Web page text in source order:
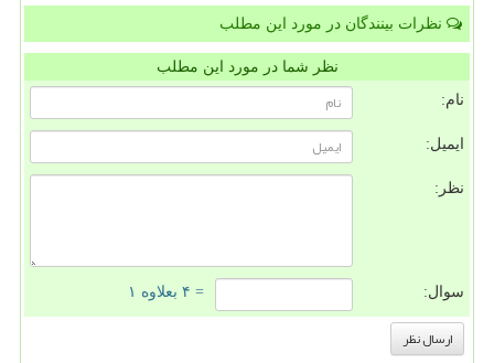
نظرات بینندگان در مورد این مطلب
نظر شما در مورد این مطلب
نام:
ایمیل:
نظر:
سوال: = ۴ بعلاوه ۱